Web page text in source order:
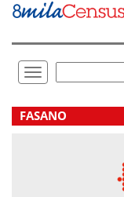
Vai
direttamente
Toggle
navigation
.
FASANO